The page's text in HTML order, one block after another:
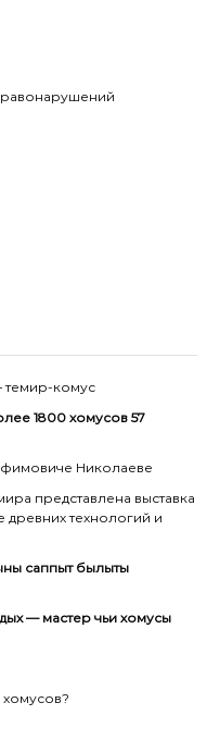
темир-комус
1800 хомусов 57
Николаеве
представлена выставка
древних технологий и
саппыт былыты
— мастер чьи хомусы